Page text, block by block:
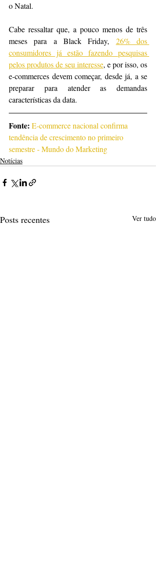
o Natal.
Cabe ressaltar que, a pouco menos de três
meses para a Black Friday, 26% dos
consumidores já estão fazendo pesquisas
pelos produtos de seu interesse, e por isso, os
e-commerces devem começar, desde já, a se
preparar para atender as demandas
características da data.
Fonte: E-commerce nacional confirma
tendência de crescimento no primeiro
semestre - Mundo do Marketing
Notícias
Posts recentes Ver tudo